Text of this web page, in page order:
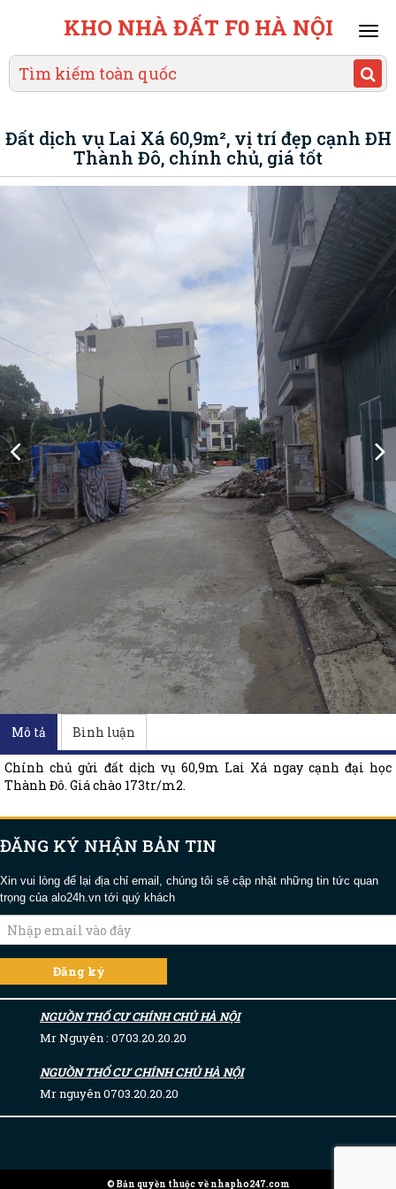
KHO NHÀ ĐẤT F0 HÀ NỘI
Đất dịch vụ Lai Xá 60,9m², vị trí đẹp cạnh ĐH
Thành Đô, chính chủ, giá tốt
Mô tả Bình luận
Chính chủ gửi đất dịch vụ 60,9m Lai Xá ngay cạnh đại học
Thành Đô. Giá chào 173tr/m2.
ĐĂNG KÝ NHẬN BẢN TIN
Xin vui lòng để lại địa chỉ email, chúng tôi sẽ cập nhật những tin tức quan
trọng của alo24h.vn tới quý khách
NGUỒN THỔ CƯ CHÍNH CHỦ HÀ NỘI
Mr Nguyên : 0703.20.20.20
NGUỒN THỔ CƯ CHÍNH CHỦ HÀ NỘI
Mr nguyên 0703.20.20.20
© Bản quyền thuộc về nhapho247.com